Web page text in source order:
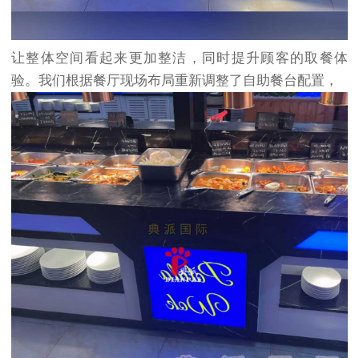
让整体空间看起来更加整洁，同时提升顾客的取餐体
验。我们根据餐厅现场布局重新调整了自助餐台配置，